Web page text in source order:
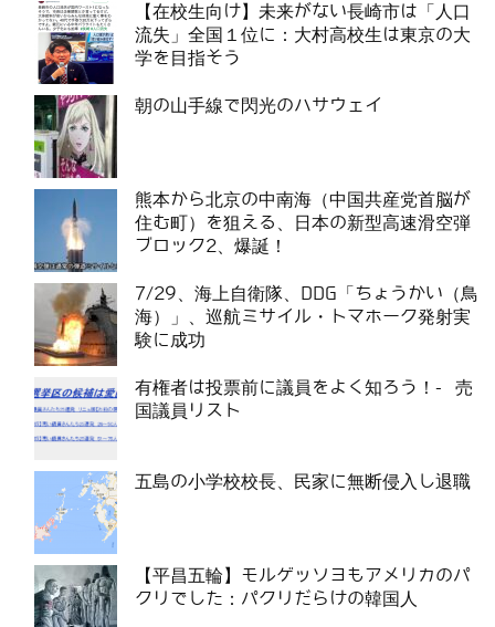
【在校生向け】未来がない長崎市は「人口
流失」全国１位に：大村高校生は東京の大
学を目指そう
朝の山手線で閃光のハサウェイ
熊本から北京の中南海（中国共産党首脳が
住む町）を狙える、日本の新型高速滑空弾
ブロック2、爆誕！
7/29、海上自衛隊、DDG「ちょうかい（鳥
海）」、巡航ミサイル・トマホーク発射実
験に成功
有権者は投票前に議員をよく知ろう！- 売
国議員リスト
五島の小学校校長、民家に無断侵入し退職
【平昌五輪】モルゲッソヨもアメリカのパ
クリでした：パクリだらけの韓国人